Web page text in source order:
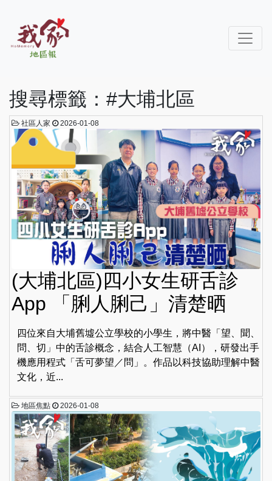
搜尋標籤：#大埔北區
社區人家 2026-01-08
(大埔北區)四小女生研舌診
App 「脷人脷己」清楚晒
四位來自大埔舊墟公立學校的小學生，將中醫「望、聞、
問、切」中的舌診概念，結合人工智慧（AI），研發出手
機應用程式「舌可夢望／問」。作品以科技協助理解中醫
文化，近...
地區焦點 2026-01-08